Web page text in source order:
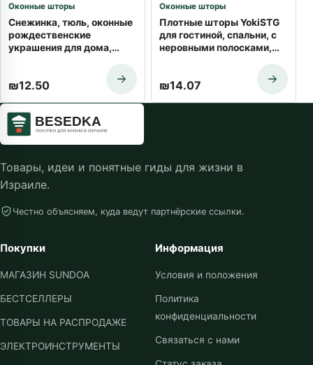
Оконные шторы
Снежинка, тюль, оконные
рождественские
украшения для дома,
2020
₪12.50
Оконные шторы
Плотные шторы YokiSTG
для гостиной, спальни, с
неровными полосками,
декоративными шторами
для окон, декоративными
₪14.07
Товары, идеи и понятные гиды для жизни в
Израиле.
Честно объясняем, куда ведут партнёрские ссылки.
Покупки
МАГАЗИН SUNDOA
БЕСТСЕЛЛЕРЫ
ТОВАРЫ НА РАСПРОДАЖЕ
ЭЛЕКТРОИНСТРУМЕНТЫ
Информация
Условия и положения
Политика
конфиденциальности
Связаться с нами